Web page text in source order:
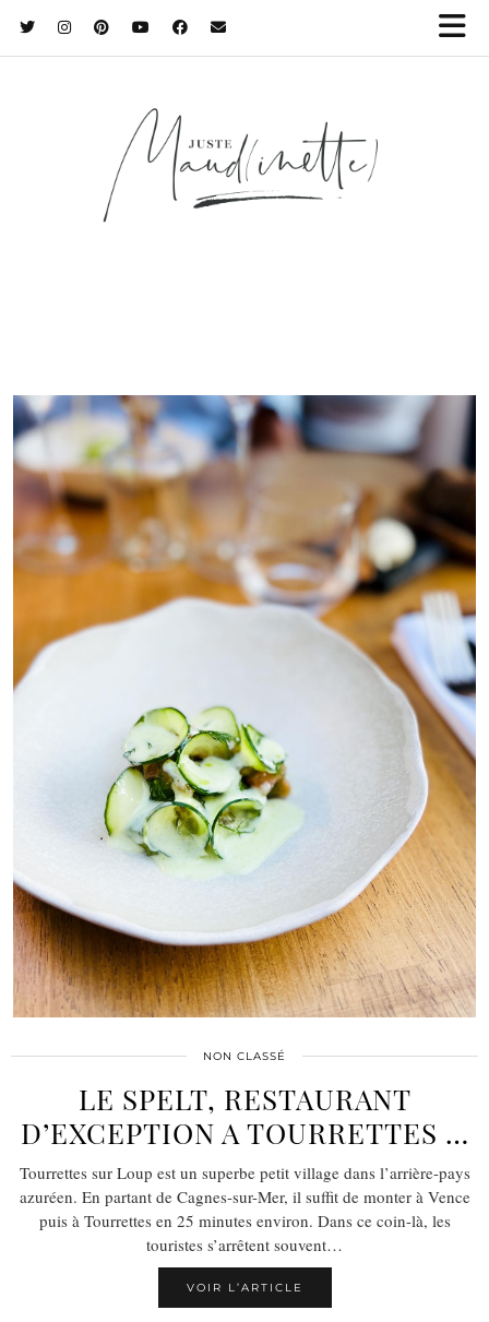
NON CLASSÉ
LE SPELT, RESTAURANT
D’EXCEPTION A TOURRETTES …
Tourrettes sur Loup est un superbe petit village dans l’arrière-pays
azuréen. En partant de Cagnes-sur-Mer, il suffit de monter à Vence
puis à Tourrettes en 25 minutes environ. Dans ce coin-là, les
touristes s’arrêtent souvent…
VOIR L’ARTICLE